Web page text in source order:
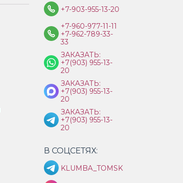
+7-903-955-13-20
+7-960-977-11-11
+7-962-789-33-
33
ЗАКАЗАТЬ:
+7(903) 955-13-
20
ЗАКАЗАТЬ:
+7(903) 955-13-
20
ЗАКАЗАТЬ:
+7(903) 955-13-
20
В СОЦСЕТЯХ:
KLUMBA_TOMSK